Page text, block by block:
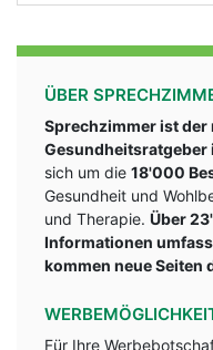
ÜBER
Sprechzimmer ist
Gesundheitsratgeber
sich um die 18'000
Gesundheit und
und Therapie. Über
Informationen
kommen neue Seiten
Für Ihre